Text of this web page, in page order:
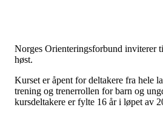
Norges Orienteringsforbund inviterer
høst.
Kurset er åpent for deltakere fra hele
trening og trenerrollen for barn og
kursdeltakere er fylte 16 år i løpet av